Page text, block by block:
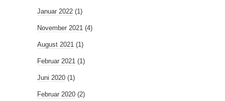
Januar 2022 (1)
November 2021 (4)
August 2021 (1)
Februar 2021 (1)
Juni 2020 (1)
Februar 2020 (2)